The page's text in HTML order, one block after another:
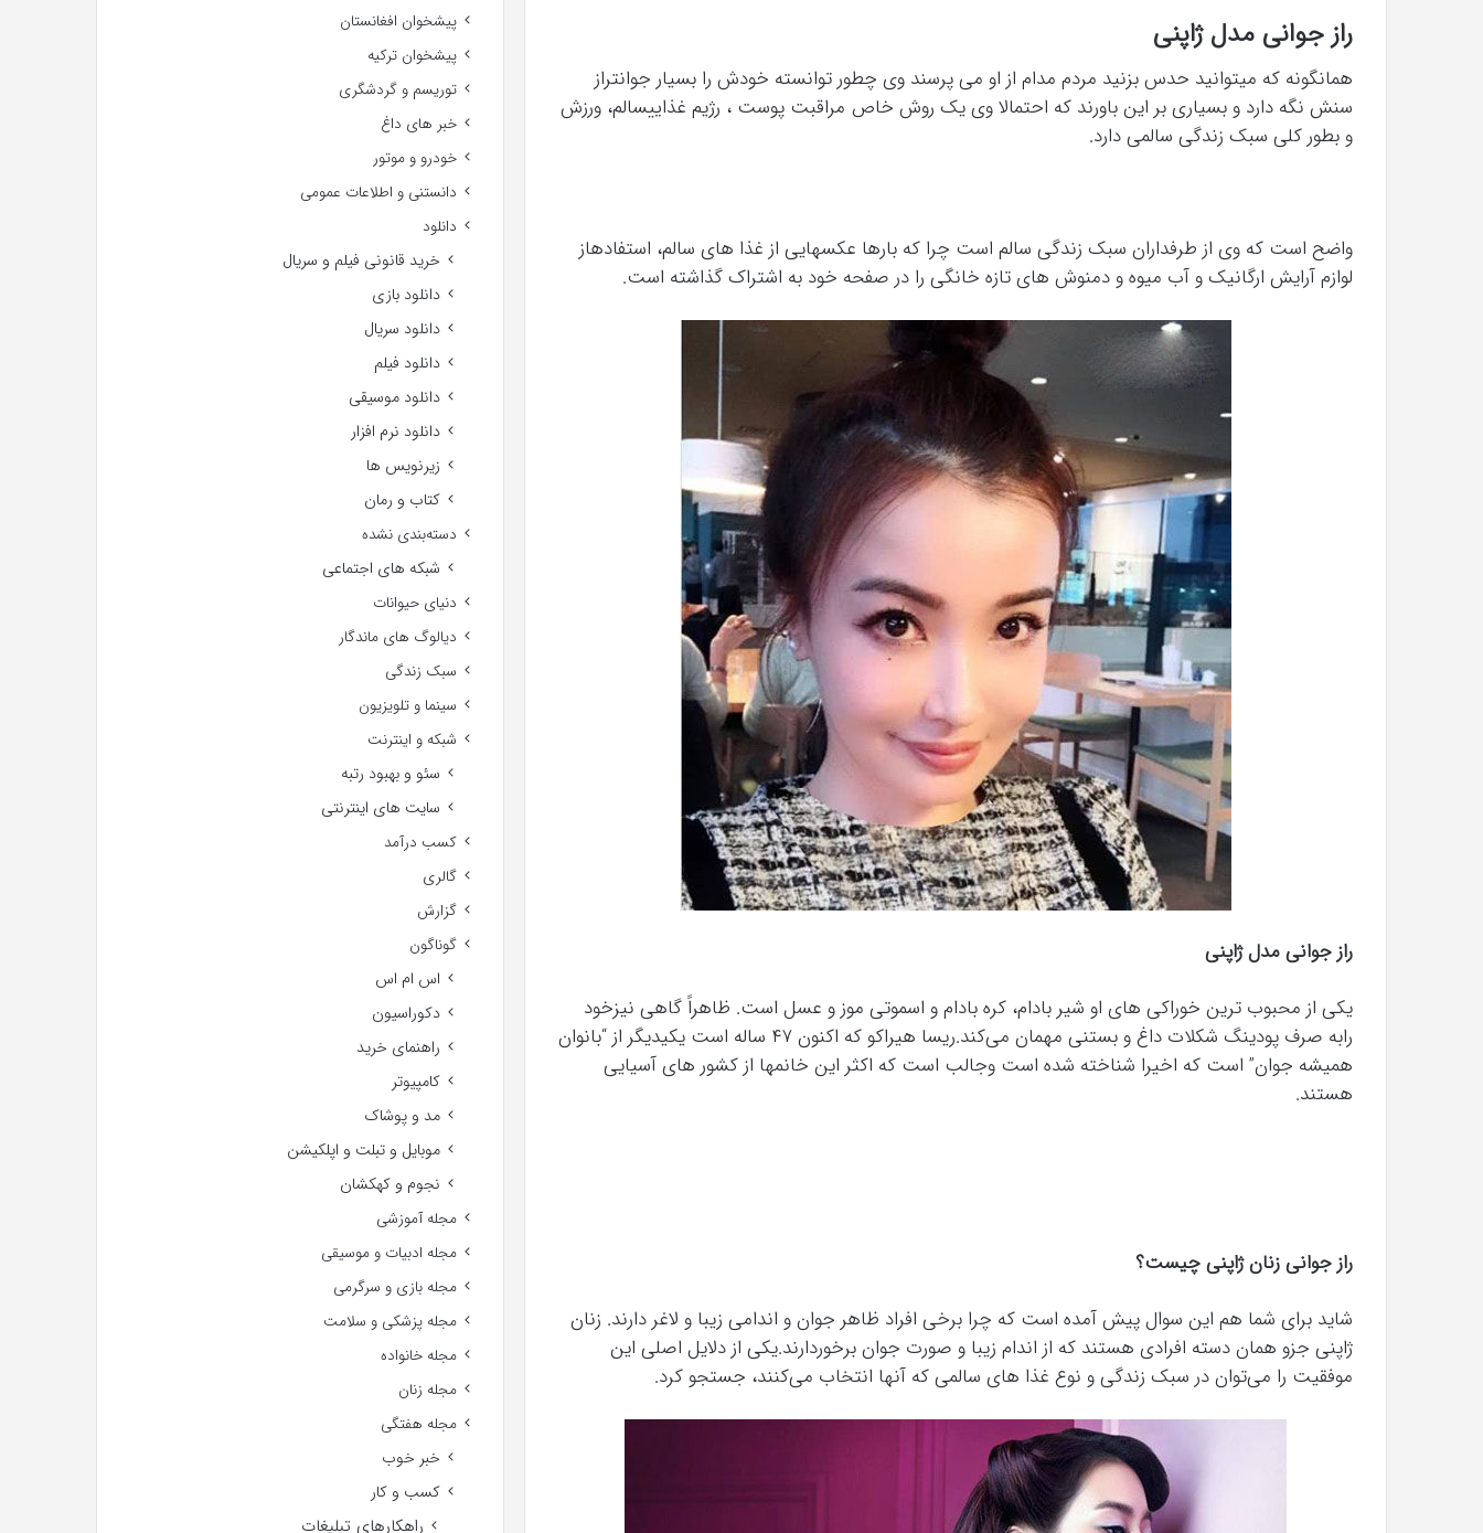
راز جوانی مدل ژاپنی
همانگونه که میتوانید حدس بزنید مردم مدام از او می پرسند وی چطور توانسته خودش را بسیار جوانتراز
سنش نگه دارد و بسیاری بر این باورند که احتمالا وی یک روش خاص مراقبت پوست ، رژیم غذاییسالم، ورزش
و بطور کلی سبک زندگی سالمی دارد.
واضح است که وی از طرفداران سبک زندگی سالم است چرا که بارها عکسهایی از غذا های سالم، استفادهاز
لوازم آرایش ارگانیک و آب میوه و دمنوش های تازه خانگی را در صفحه خود به اشتراک گذاشته است.
راز جوانی مدل ژاپنی
یکی از محبوب ترین خوراکی های او شیر بادام، کره بادام و اسموتی موز و عسل است. ظاهراً گاهی نیزخود
رابه صرف پودینگ شکلات داغ و بستنی مهمان می‌کند.ریسا هیراکو که اکنون ۴۷ ساله است یکیدیگر از “بانوان
همیشه جوان” است که اخیرا شناخته شده است وجالب است که اکثر این خانمها از کشور های آسیایی
هستند.
راز جوانی زنان ژاپنی چیست؟
شاید برای شما هم این سوال پیش آمده است که چرا برخی افراد ظاهر جوان و اندامی زیبا و لاغر دارند. زنان
ژاپنی جزو همان دسته افرادی هستند که از اندام زیبا و صورت جوان برخوردارند.یکی از دلایل اصلی این
موفقیت را می‌توان در سبک زندگی و نوع غذا های سالمی که آنها انتخاب می‌کنند، جستجو کرد.
پیشخوان افغانستان
پیشخوان ترکیه
توریسم و گردشگری
خبر های داغ
خودرو و موتور
دانستنی و اطلاعات عمومی
دانلود
خرید قانونی فیلم و سریال
دانلود بازی
دانلود سریال
دانلود فیلم
دانلود موسیقی
دانلود نرم افزار
زیرنویس ها
کتاب و رمان
دسته‌بندی نشده
شبکه های اجتماعی
دنیای حیوانات
دیالوگ های ماندگار
سبک زندگی
سینما و تلویزیون
شبکه و اینترنت
سئو و بهبود رتبه
سایت های اینترنتی
کسب درآمد
گالری
گزارش
گوناگون
اس ام اس
دکوراسیون
راهنمای خرید
کامپیوتر
مد و پوشاک
موبایل و تبلت و اپلکیشن
نجوم و کهکشان
مجله آموزشی
مجله ادبیات و موسیقی
مجله بازی و سرگرمی
مجله پزشکی و سلامت
مجله خانواده
مجله زنان
مجله هفتگی
خبر خوب
کسب و کار
راهکارهای تبلیغات